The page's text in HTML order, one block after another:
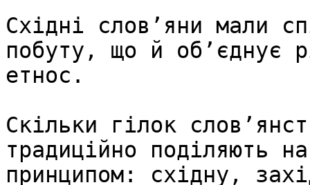
Східні слов’яни мали
побуту, що й об’єднує
етнос.
Скільки гілок
традиційно поділяють
принципом: східну,